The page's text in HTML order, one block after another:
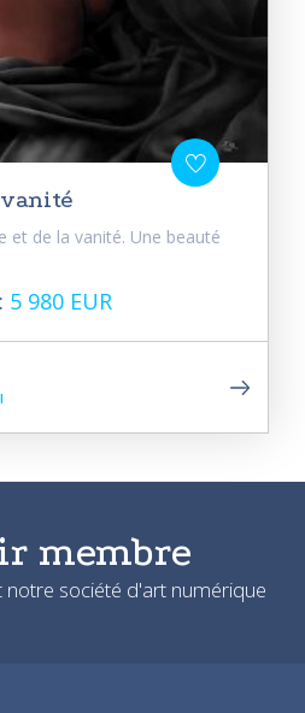
et de la vanité. Une beauté
5 980 EUR
membre
notre société d'art numérique